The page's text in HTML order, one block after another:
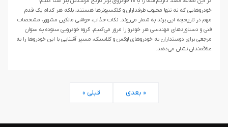
خودروهایی که نه تنها محبوب طرفداران و کلکسیونرها هستند، بلکه هر کدام یک قدم
مهم در تاریخچه این برند به شمار می‌روند. نکات جذاب، حواشی مالکین مشهور، مشخصات
فنی و دستاوردهای مهندسی هر خودرو را مرور می‌کنیم. گروه خودرویی ستوده به عنوان
مرجعی برای دوستداران به خودروهای لوکس و کلاسیک، مسیر آشنایی با این خودروها را به
علاقمندان نشان می‌دهد.
« قبلی بعدی »